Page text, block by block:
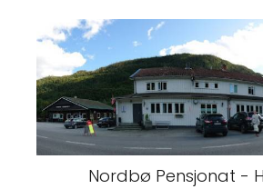
Nordbø Pensjonat -